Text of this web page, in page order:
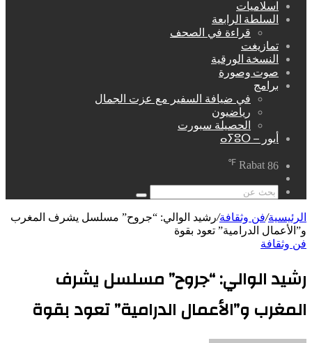
اسلاميات
السلطة الرابعة
قراءة في الصحف
تمازيغت
النسخة الورقية
صوت وصورة
برامج
في ضيافة السفير مع عزت الجمال
رياضيون
الحصيلة سبورت
أيور – ⴰⵢⵓⵔ
Rabat 86
℉
عشوائي
بحث
الرئيسية/فن وثقافة/رشيد الوالي: “جروح” مسلسل يشرف المغرب
و”الأعمال الدرامية” تعود بقوة
فن وثقافة
رشيد الوالي: “جروح” مسلسل يشرف
المغرب و”الأعمال الدرامية” تعود بقوة